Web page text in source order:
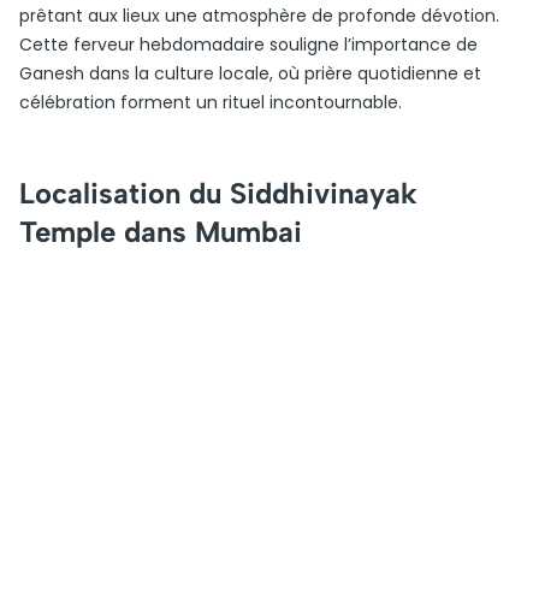
prêtant aux lieux une atmosphère de profonde dévotion.
Cette ferveur hebdomadaire souligne l’importance de
Ganesh dans la culture locale, où prière quotidienne et
célébration forment un rituel incontournable.
Localisation du Siddhivinayak
Temple dans Mumbai